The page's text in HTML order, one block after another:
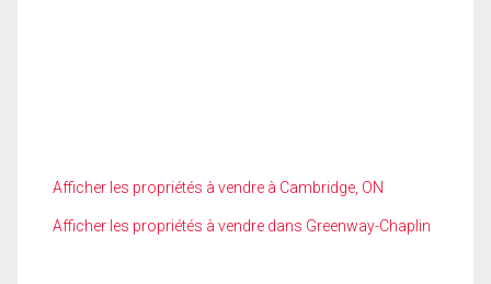
Afficher les propriétés à vendre à Cambridge, ON
Afficher les propriétés à vendre dans Greenway-Chaplin